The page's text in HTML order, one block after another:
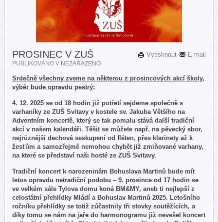
E-mail
Vytisknout
PROSINEC V ZUŠ
PUBLIKOVÁNO V NEZAŘAZENO
Srdečně všechny zveme na některou z prosincových akcí školy,
výběr bude opravdu pestrý:
4. 12. 2025 se od 18 hodin již potřetí sejdeme společně s
varhaníky ze ZUŠ Svitavy v kostele sv. Jakuba Většího na
Adventním koncertě, který se tak pomalu stává další tradiční
akcí v našem kalendáři. Těšit se můžete např. na pěvecký sbor,
nejrůznější dechová seskupení od fléten, přes klarinety až k
žesťům a samozřejmě nemohou chybět již zmiňované varhany,
na které se představí naši hosté ze ZUŠ Svitavy.
Tradiční koncert k narozeninám Bohuslava Martinů bude mít
letos opravdu netradiční podobu – 9. prosince od 17 hodin se
ve velkém sále Tylova domu koná BM&MY, aneb ti nejlepší z
celostátní přehlídky Mládí a Bohuslav Martinů 2025. Letošního
ročníku přehlídky se totiž zúčastnily tři stovky soutěžících, a
díky tomu se nám na jaře do harmonogramu již nevešel koncert